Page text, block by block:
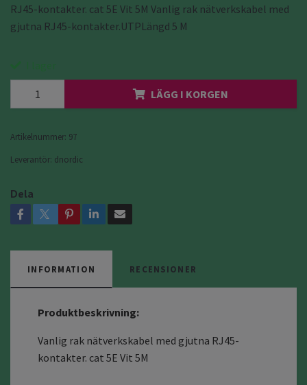
RJ45-kontakter. cat 5E Vit 5M Vanlig rak nätverkskabel med
gjutna RJ45-kontakter.UTPLängd 5 M
LÄGG I KORGEN
Artikelnummer: 97
Leverantör: dnordic
Dela
INFORMATION RECENSIONER
Produktbeskrivning:
Vanlig rak nätverkskabel med gjutna RJ45-
kontakter. cat 5E Vit 5M